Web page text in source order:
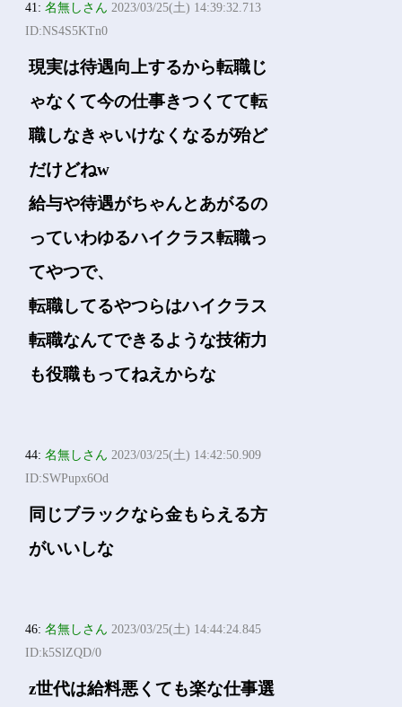
41:名無しさん 2023/03/25(土) 14:39:32.713
ID:NS4S5KTn0
現実は待遇向上するから転職じ
ゃなくて今の仕事きつくてて転
職しなきゃいけなくなるが殆ど
だけどねw
給与や待遇がちゃんとあがるの
っていわゆるハイクラス転職っ
てやつで、
転職してるやつらはハイクラス
転職なんてできるような技術力
も役職もってねえからな
44:名無しさん 2023/03/25(土) 14:42:50.909
ID:SWPupx6Od
同じブラックなら金もらえる方
がいいしな
46:名無しさん 2023/03/25(土) 14:44:24.845
ID:k5SlZQD/0
z世代は給料悪くても楽な仕事選